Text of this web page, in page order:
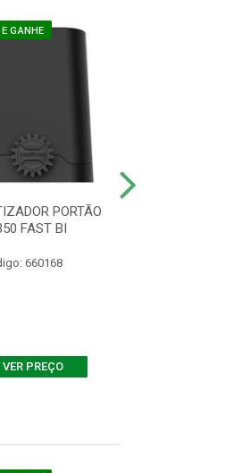
GANHE
PORTÃO
FAST BI
660168
VER PREÇO